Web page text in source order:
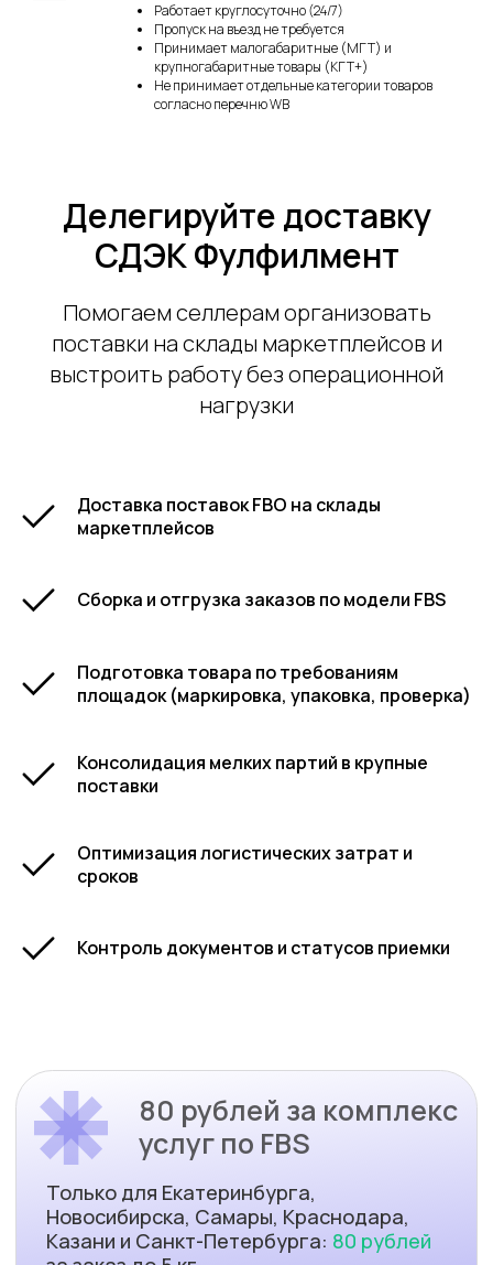
Работает круглосуточно (24/7)
Пропуск на въезд не требуется
Принимает малогабаритные (МГТ) и
крупногабаритные товары (КГТ+)
Не принимает отдельные категории товаров
согласно перечню WB
Делегируйте доставку
СДЭК Фулфилмент
Помогаем селлерам организовать
поставки на склады маркетплейсов и
выстроить работу без операционной
нагрузки
Доставка поставок FBO на склады
маркетплейсов
Сборка и отгрузка заказов по модели FBS
Подготовка товара по требованиям
площадок (маркировка, упаковка, проверка)
Консолидация мелких партий в крупные
поставки
Оптимизация логистических затрат и
сроков
Контроль документов и статусов приемки
Только для Екатеринбурга,
Новосибирска, Самары, Краснодара,
Казани и Санкт-Петербурга:
80 рублей за комплекс
услуг по FBS
ВОСПОЛЬЗОВАТЬСЯ
ПРЕДЛОЖЕНИЕМ
Предложение действует с 1 апреля 2026 года и до